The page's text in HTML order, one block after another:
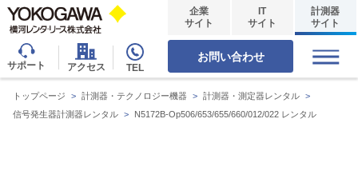
サポート アクセス TEL
企業
サイト
IT
サイト
計測器
サイト
お問い合わせ
トップページ > 計測器・テクノロジー機器 > 計測器・測定器レンタル >
信号発生器計測器レンタル > N5172B-Op506/653/655/660/012/022 レンタル